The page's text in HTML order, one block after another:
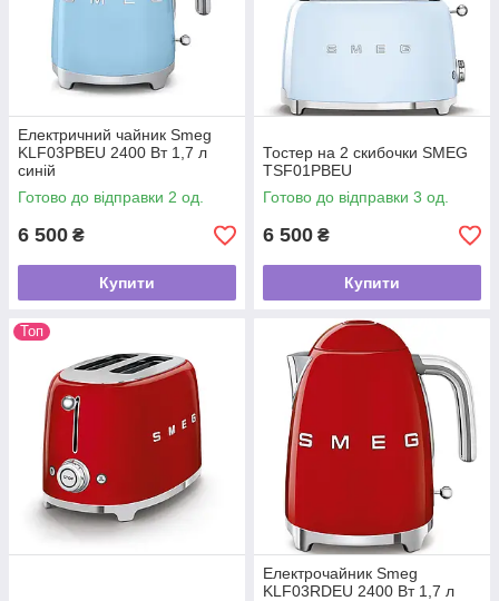
Електричний чайник Smeg
KLF03PBEU 2400 Вт 1,7 л
синій
Готово до відправки 2 од.
6 500 ₴
Купити
Тостер на 2 скибочки SMEG
TSF01PBEU
Готово до відправки 3 од.
6 500 ₴
Купити
Топ
Електрочайник Smeg
KLF03RDEU 2400 Вт 1,7 л